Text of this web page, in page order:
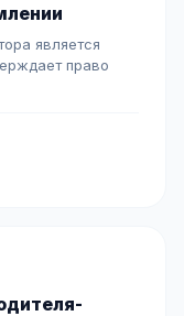
является
право